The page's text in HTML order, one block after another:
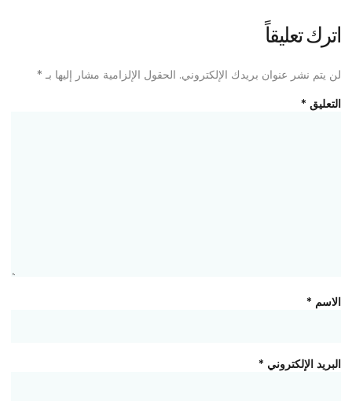
اترك تعليقاً
لن يتم نشر عنوان بريدك الإلكتروني. الحقول الإلزامية مشار إليها بـ *
التعليق *
الاسم *
البريد الإلكتروني *